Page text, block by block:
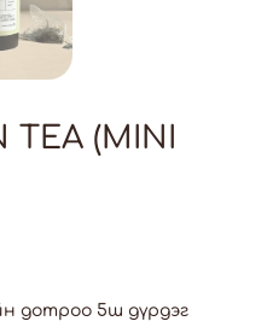
TEA (MINI
дотроо 5ш дүрдэг